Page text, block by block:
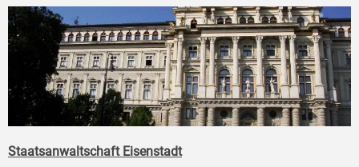
Staatsanwaltschaft Eisenstadt